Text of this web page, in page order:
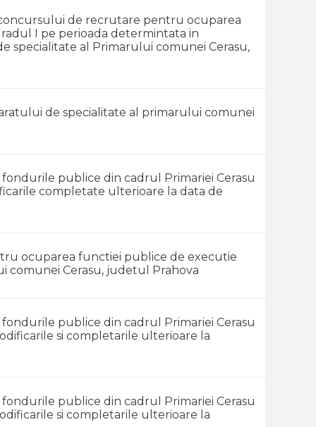
de recrutare pentru ocuparea
I pe perioada determintata in
specialitate al Primarului comunei Cerasu,
de specialitate al primarului comunei
publice din cadrul Primariei Cerasu
completate ulterioare la data de
ocuparea functiei publice de executie
comunei Cerasu, judetul Prahova
publice din cadrul Primariei Cerasu
si completarile ulterioare la
publice din cadrul Primariei Cerasu
si completarile ulterioare la